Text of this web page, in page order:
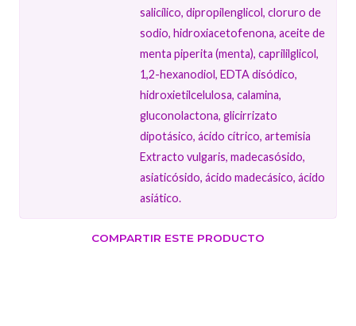
salicílico, dipropilenglicol, cloruro de
sodio, hidroxiacetofenona, aceite de
menta piperita (menta), caprililglicol,
1,2-hexanodiol, EDTA disódico,
hidroxietilcelulosa, calamina,
gluconolactona, glicirrizato
dipotásico, ácido cítrico, artemisia
Extracto vulgaris, madecasósido,
asiaticósido, ácido madecásico, ácido
asiático.
COMPARTIR ESTE PRODUCTO